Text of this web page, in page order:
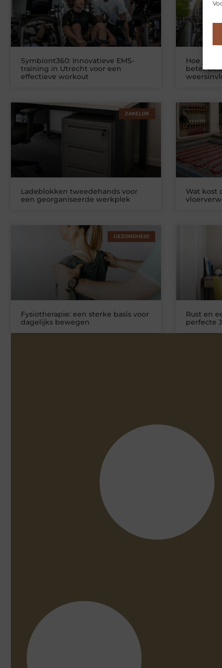
Symbiont360: Innovatieve EMS-
training in Utrecht voor een
effectieve workout
Hoe je
beter
ZAKELIJK
Ladeblokken tweedehands voor
een georganiseerde werkplek
Wat kost
GEZONDHEID
Fysiotherapie: een sterke basis voor
dagelijks bewegen
Rust en
perfecte